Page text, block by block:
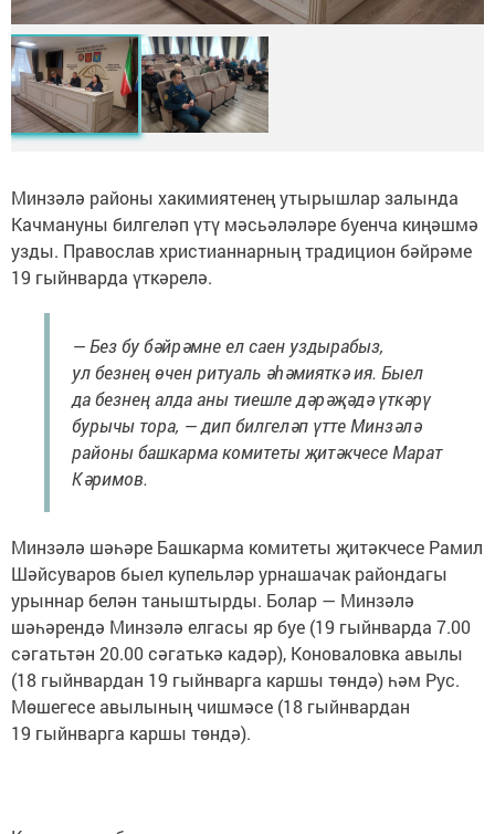
Минзәлә районы хакимиятенең утырышлар залында
Качмануны билгеләп үтү мәсьәләләре буенча киңәшмә
узды. Православ христианнарның традицион бәйрәме
19 гыйнварда үткәрелә.
— Без бу бәйрәмне ел саен уздырабыз,
ул безнең өчен ритуаль әһәмияткә ия. Быел
да безнең алда аны тиешле дәрәҗәдә үткәрү
бурычы тора, — дип билгеләп үтте Минзәлә
районы башкарма комитеты җитәкчесе Марат
Кәримов.
Минзәлә шәһәре Башкарма комитеты җитәкчесе Рамил
Шәйсуваров быел купельләр урнашачак райондагы
урыннар белән таныштырды. Болар — Минзәлә
шәһәрендә Минзәлә елгасы яр буе (19 гыйнварда 7.00
сәгатьтән 20.00 сәгатькә кадәр), Коноваловка авылы
(18 гыйнвардан 19 гыйнварга каршы төндә) һәм Рус.
Мөшегесе авылының чишмәсе (18 гыйнвардан
19 гыйнварга каршы төндә).